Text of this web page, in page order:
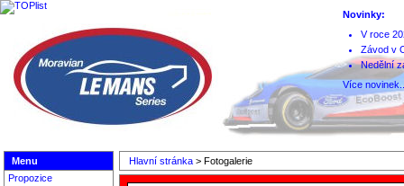
Novinky:
V roce
Závod v
Nedělní
Více
Hlavní stránka > Fotogalerie
Menu
Propozice